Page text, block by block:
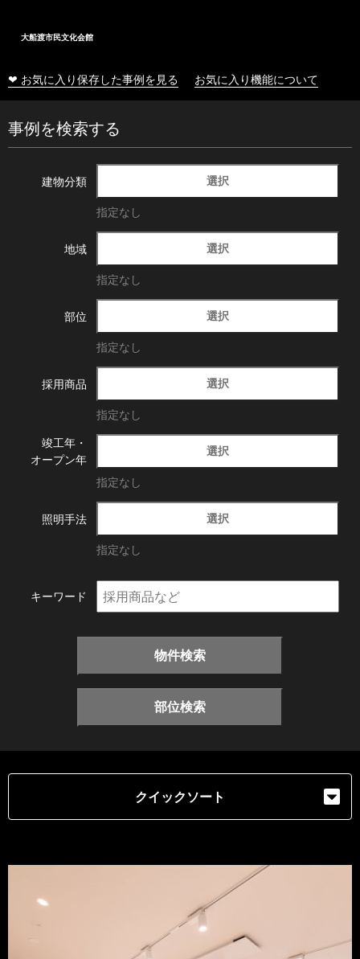
大船渡市民文化会館
❤ お気に入り保存した事例を見る お気に入り機能について
事例を検索する
建物分類 選択
指定なし
地域 選択
指定なし
部位 選択
指定なし
採用商品 選択
指定なし
竣工年・
オープン年
選択
指定なし
照明手法 選択
指定なし
キーワード
物件検索
部位検索
クイックソート